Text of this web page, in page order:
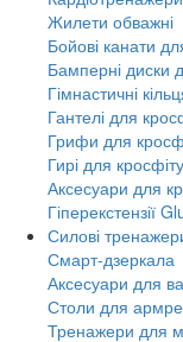
Жилети обважні
Бойові канати
Бамперні диски
Гімнастичні
Гантелі для
Грифи для
Гирі для кросфіту
Аксесуари для
Гіперекстензії
Силові
Смарт-дзеркала
Аксесуари для
Столи для
Тренажери для